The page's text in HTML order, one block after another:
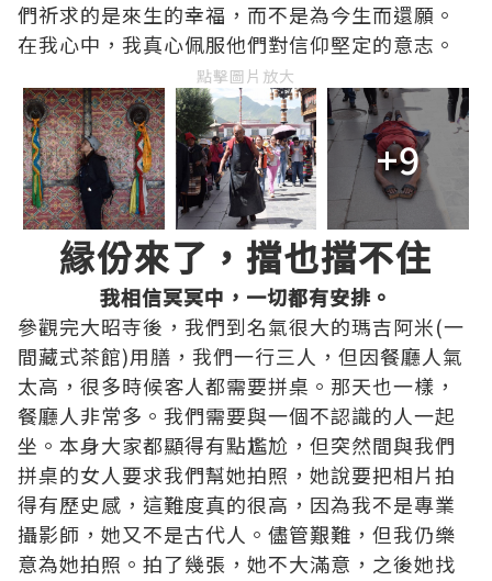
們祈求的是來生的幸福，而不是為今生而還願。
在我心中，我真心佩服他們對信仰堅定的意志。
點擊圖片放大
+9
縁份來了，擋也擋不住
我相信冥冥中，一切都有安排。
參觀完大昭寺後，我們到名氣很大的瑪吉阿米(一
間藏式茶館)用膳，我們一行三人，但因餐廳人氣
太高，很多時候客人都需要拼桌。那天也一樣，
餐廳人非常多。我們需要與一個不認識的人一起
坐。本身大家都顯得有點尷尬，但突然間與我們
拼桌的女人要求我們幫她拍照，她說要把相片拍
得有歷史感，這難度真的很高，因為我不是專業
攝影師，她又不是古代人。儘管艱難，但我仍樂
意為她拍照。拍了幾張，她不大滿意，之後她找